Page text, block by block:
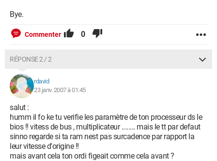
Bye.
Commenter 0
RÉPONSE 2 / 2
rdavid
23 janv. 2007 à 01:45
salut :
humm il fo ke tu verifie les paramètre de ton processeur ds le
bios !! vitess de bus , multiplicateur ........ mais le tt par defaut
sinno regarde si ta ram nest pas surcadence par rapport la
leur vitesse d'origine !!
mais avant cela ton ordi figeait comme cela avant ?